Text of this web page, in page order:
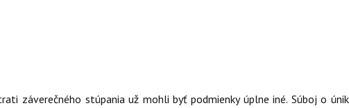
záverečného stúpania už mohli byť podmienky úplne iné. Súboj o únik